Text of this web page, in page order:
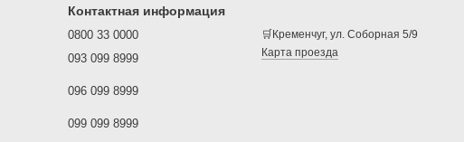
Контактная информация
0800 33 0000
093 099 8999
096 099 8999
099 099 8999
🛒Кременчуг, ул. Соборная 5/9
Карта проезда